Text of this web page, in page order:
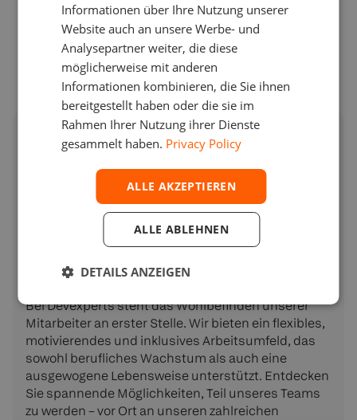
Karriere
Mehr als 800 erstklassige FinTech-
Softwareentwickler weltweit entscheiden sich für
Devexperts und tragen zu seinem Erfolg bei. Mit
umfassender Expertise liefert unser
internationales Team preisgekrönte digitale
Innovation anerkannt sind.
Bei Devexperts steht das Wohlbefinden unserer
Mitarbeiter an erster Stelle. Wir bieten ein flexibles,
motivierendes und inklusives Arbeitsumfeld, das
sowohl berufliches Wachstum als auch eine
ausgewogene Lebensweise unterstützt. Entdecken
Sie spannende Möglichkeiten, Teil unseres Teams
zu werden – vor Ort an unseren zahlreichen
SPANISH
Informationen über Ihre Nutzung unserer
Website auch an unsere Werbe- und
Analysepartner weiter, die diese
möglicherweise mit anderen
Informationen kombinieren, die Sie ihnen
bereitgestellt haben oder die sie im
Rahmen Ihrer Nutzung ihrer Dienste
gesammelt haben. Privacy Policy
ALLE AKZEPTIEREN
ALLE ABLEHNEN
DETAILS ANZEIGEN